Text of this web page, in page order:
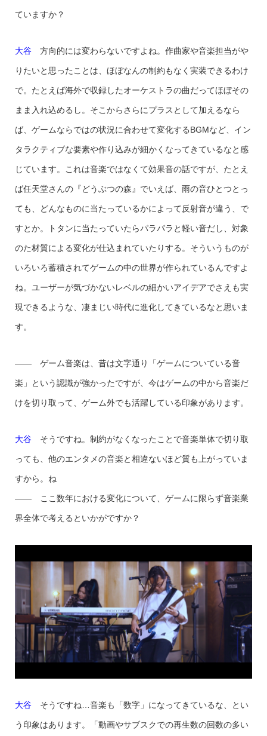
ていますか？
大谷方向的には変わらないですよね。作曲家や音楽担当がや
りたいと思ったことは、ほぼなんの制約もなく実装できるわけ
で。たとえば海外で収録したオーケストラの曲だってほぼその
まま入れ込めるし。そこからさらにプラスとして加えるなら
ば、ゲームならではの状況に合わせて変化するBGMなど、イン
タラクティブな要素や作り込みが細かくなってきているなと感
じています。これは音楽ではなくて効果音の話ですが、たとえ
ば任天堂さんの『どうぶつの森』でいえば、雨の音ひとつとっ
ても、どんなものに当たっているかによって反射音が違う、で
すとか。トタンに当たっていたらパラパラと軽い音だし、対象
のた材質による変化が仕込まれていたりする。そういうものが
いろいろ蓄積されてゲームの中の世界が作られているんですよ
ね。ユーザーが気づかないレベルの細かいアイデアでさえも実
現できるような、凄まじい時代に進化してきているなと思いま
す。
—— ゲーム音楽は、昔は文字通り「ゲームについている音
楽」という認識が強かったですが、今はゲームの中から音楽だ
けを切り取って、ゲーム外でも活躍している印象があります。
大谷そうですね。制約がなくなったことで音楽単体で切り取
っても、他のエンタメの音楽と相違ないほど質も上がっていま
すから。ね
—— ここ数年における変化について、ゲームに限らず音楽業
界全体で考えるといかがですか？
大谷そうですね…音楽も「数字」になってきているな、とい
う印象はあります。「動画やサブスクでの再生数の回数の多い